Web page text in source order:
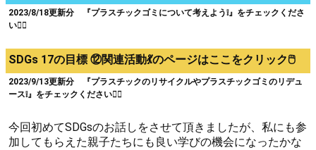
2023/8/18更新分 『プラスチックゴミについて考えよう❕』をチェックくださ
い🙇‍♀
SDGs 17の目標 ⑫関連活動💃のページはここをクリック🖱️
2023/9/13更新分 『プラスチックのリサイクルやプラスチックゴミのリデュ
ース❕』をチェックください🙇‍♀
今回初めてSDGsのお話しをさせて頂きましたが、私にも参
加してもらえた親子たちにも良い学びの機会になったかな